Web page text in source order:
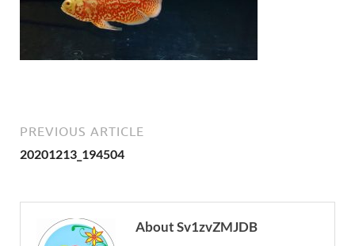
PREVIOUS ARTICLE
20201213_194504
About Sv1zvZMJDB